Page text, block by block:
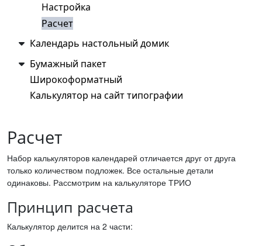
Настройка
Расчет
Календарь настольный домик
Бумажный пакет
Широкоформатный
Калькулятор на сайт типографии
Расчет
Набор калькуляторов календарей отличается друг от друга
только количеством подложек. Все остальные детали
одинаковы. Рассмотрим на калькуляторе ТРИО
Принцип расчета
Калькулятор делится на 2 части: